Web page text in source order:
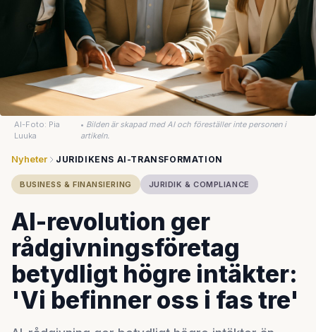
AI-Foto: Pia
Luuka
• Bilden är skapad med AI och föreställer inte personen i
artikeln.
Nyheter JURIDIKENS AI-TRANSFORMATION
BUSINESS & FINANSIERING JURIDIK & COMPLIANCE
AI-revolution ger
rådgivningsföretag
betydligt högre intäkter:
'Vi befinner oss i fas tre'